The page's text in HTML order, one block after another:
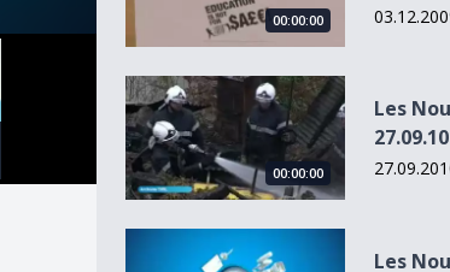
00:00:00
Les Nouvelles VD du 27.09.10
00:00:00
Les
27.09.10
Les Nouvelles VD du 22.03.10
Les